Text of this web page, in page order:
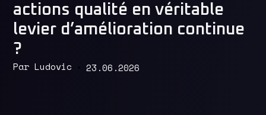
actions qualité en véritable
levier d’amélioration continue
?
Ludovic 23.06.2026
Read More